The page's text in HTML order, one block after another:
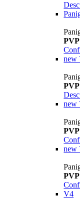
PVP
new
PVP
new
PVP
new
PVP
V4